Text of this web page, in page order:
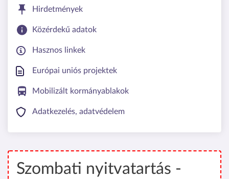
Hirdetmények
Közérdekű adatok
Hasznos linkek
Európai uniós projektek
Mobilizált kormányablakok
Adatkezelés, adatvédelem
Szombati nyitvatartás -